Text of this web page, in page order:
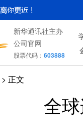
新华通讯社主办
公司官网
股票代码： 603888
> 正文
全